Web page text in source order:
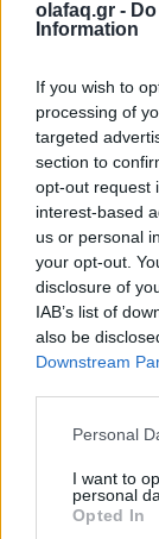
olafaq.gr -
Information
If you wish to
processing of
targeted
section to
opt-out request
interest-based
us or personal
your opt-out.
disclosure of
IAB’s list of
also be
Downstream
Personal
I want to
personal
Opted In
Newsroom